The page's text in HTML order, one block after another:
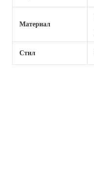
Материал
Стил